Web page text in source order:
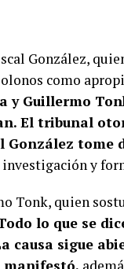
González,
como
y Guillermo
El tribunal
González
y
Tonk, quien
lo que se
causa sigue